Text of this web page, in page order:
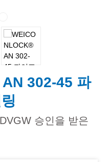
302-45 파
승인을 받은